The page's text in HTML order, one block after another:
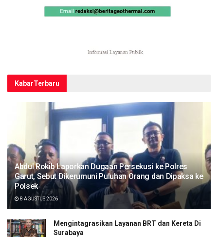
KabarTerbaru
Abdul Rokib Laporkan Dugaan Persekusi ke Polres
Garut, Sebut Dikerumuni Puluhan Orang dan Dipaksa ke
Polsek
8 AGUSTUS 2026
Mengintagrasikan Layanan BRT dan Kereta Di
Surabaya